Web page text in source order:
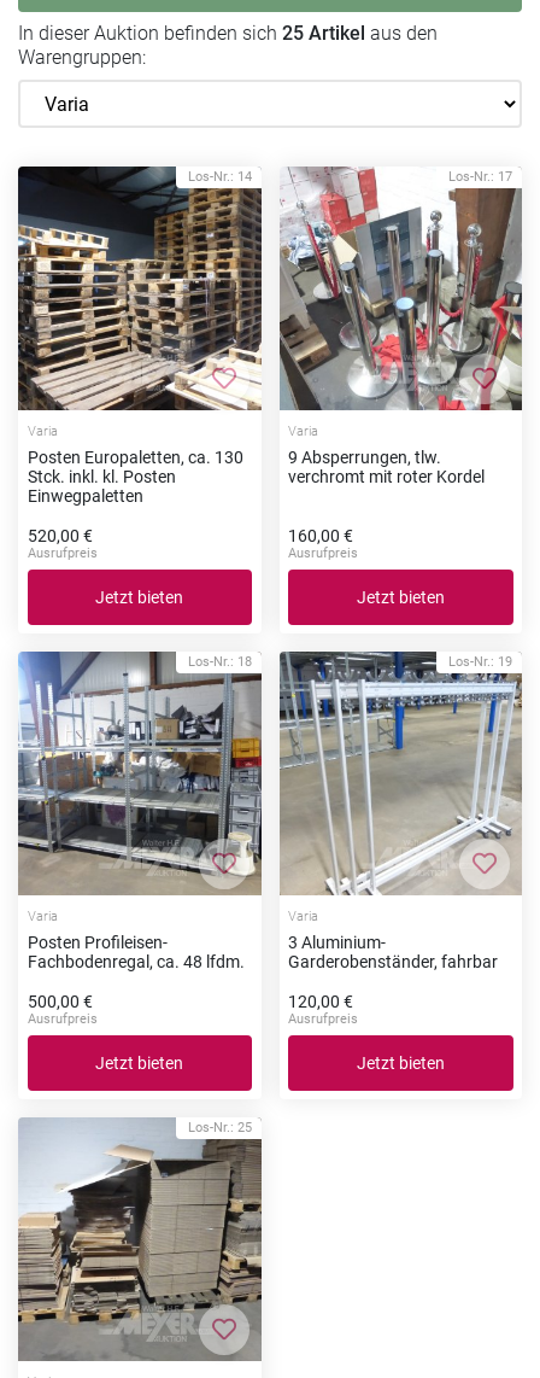
In dieser Auktion befinden sich 25 Artikel aus den
Warengruppen:
Los-Nr.: 14
Zur Merkliste hinzufügen
Varia
Posten Europaletten, ca. 130
Stck. inkl. kl. Posten
Einwegpaletten
520,00 €
Ausrufpreis
Jetzt bieten
Los-Nr.: 17
Zur
Varia
9 Absperrungen, tlw.
verchromt mit roter Kordel
160,00 €
Ausrufpreis
Jetzt bieten
Los-Nr.: 18
Zur Merkliste hinzufügen
Varia
Posten Profileisen-
Fachbodenregal, ca. 48 lfdm.
500,00 €
Ausrufpreis
Jetzt bieten
Los-Nr.: 19
Zur
Varia
3 Aluminium-
Garderobenständer, fahrbar
120,00 €
Ausrufpreis
Jetzt bieten
Los-Nr.: 25
Zur Merkliste hinzufügen